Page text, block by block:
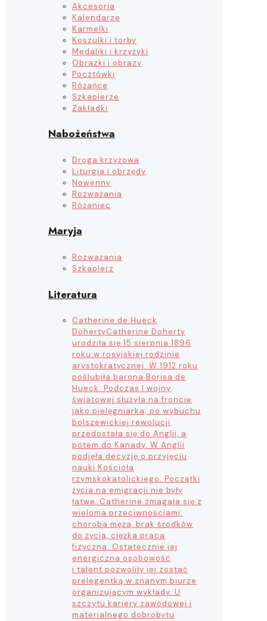
Akcesoria
Kalendarze
Karmelki
Koszulki i torby
Medaliki i krzyżyki
Obrazki i obrazy
Pocztówki
Różańce
Szkaplerze
Zakładki
Nabożeństwa
Droga krzyżowa
Liturgia i obrzędy
Nowenny
Rozważania
Różaniec
Maryja
Rozważania
Szkaplerz
Literatura
Catherine de Hueck
DohertyCatherine Doherty
urodziła się 15 sierpnia 1896
roku w rosyjskiej rodzinie
arystokratycznej. W 1912 roku
poślubiła barona Borisa de
Hueck. Podczas I wojny
światowej służyła na froncie
jako pielęgniarka; po wybuchu
bolszewickiej rewolucji
przedostała się do Anglii, a
potem do Kanady. W Anglii
podjęła decyzję o przyjęciu
nauki Kościoła
rzymskokatolickiego. Początki
życia na emigracji nie były
łatwe, Catherine zmagała się z
wieloma przeciwnościami:
choroba męża, brak środków
do życia, ciężka praca
fizyczna. Ostatecznie jej
energiczna osobowość
i talent pozwoliły jej zostać
prelegentką w znanym biurze
organizującym wykłady. U
szczytu kariery zawodowej i
materialnego dobrobytu